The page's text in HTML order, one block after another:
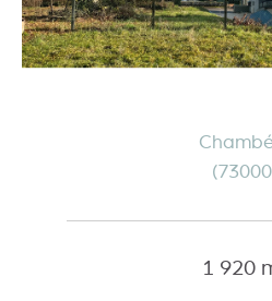
1 920